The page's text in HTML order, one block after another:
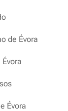
de Évora
Évora